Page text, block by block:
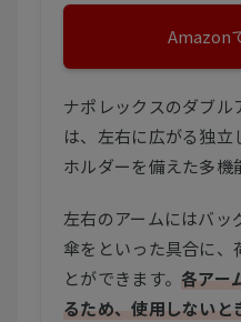
Amazon
ナポレックスのダブル
は、左右に広がる独立
ホルダーを備えた多機
左右のアームにはバッ
傘をといった具合に、
とができます。 各アー
るため、使用しない